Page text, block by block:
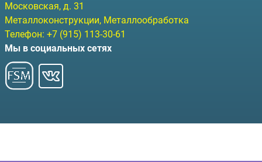
Московская, д. 31
Металлоконструкции, Металлообработка
Телефон: +7 (915) 113-30-61
Мы в социальных сетях